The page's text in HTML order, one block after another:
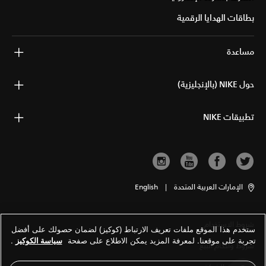
بطاقات الهدايا الرقمية
مساعدة
حول NIKE (بالإنجليزية)
تطبيقات NIKE
الإمارات العربية المتحدة |
English
شروط الاستخدام
شروط وأحكام البيع
ستخدم هذا الموقع ملفات تعريف الارتباط (كوكيز) لضمان حصولك على أفضل
تجربة على موقعنا. لمعرفة المزيد يمكن الاطلاع على صفحة سياسة الكوكيز .